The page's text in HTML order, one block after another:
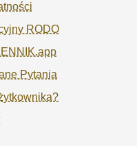
RODO
Pytania